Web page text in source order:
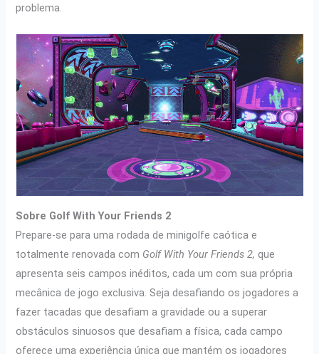
problema.
Sobre Golf With Your Friends 2
Prepare-se para uma rodada de minigolfe caótica e
totalmente renovada com Golf With Your Friends 2, que
apresenta seis campos inéditos, cada um com sua própria
mecânica de jogo exclusiva. Seja desafiando os jogadores a
fazer tacadas que desafiam a gravidade ou a superar
obstáculos sinuosos que desafiam a física, cada campo
oferece uma experiência única que mantém os jogadores